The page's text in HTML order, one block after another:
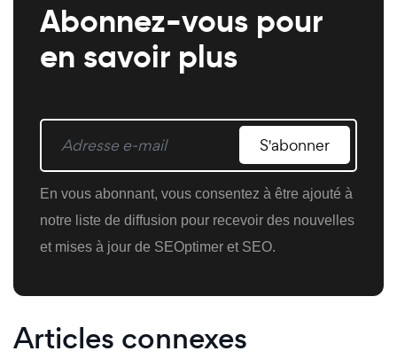
Abonnez-vous pour
en savoir plus
S'abonner
En vous abonnant, vous consentez à être ajouté à
notre liste de diffusion pour recevoir des nouvelles
et mises à jour de SEOptimer et SEO.
Articles connexes